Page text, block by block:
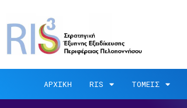
ΑΡΧΙΚΗ RIS ΤΟΜΕΙΣ